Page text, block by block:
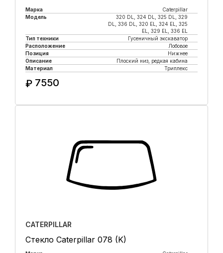
Марка
Caterpillar
Модель
320 DL, 324 DL, 325 DL, 329
DL, 336 DL, 320 EL, 324 EL, 325
EL, 329 EL, 336 EL
Тип техники
Гусеничный экскаватор
Расположение
Лобовое
Позиция
Нижнее
Описание
Плоский низ, редкая кабина
Материал
Триплекс
₽ 7550
CATERPILLAR
Стекло Caterpillar 078 (K)